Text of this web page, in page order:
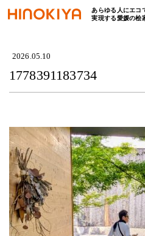
あらゆる人にエコ
実現する愛媛の桧
1778391183734
2026.05.10
1778391183734